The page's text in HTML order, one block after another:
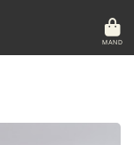
MAND